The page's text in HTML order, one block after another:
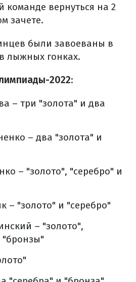
вернуться на 2
зачете.
были завоеваны в
лыжных гонках.
2022:
– три "золота" и два
– два "золота" и
– "золото", "серебро" и
– "золото" и "серебро"
– "золото",
"бронзы"